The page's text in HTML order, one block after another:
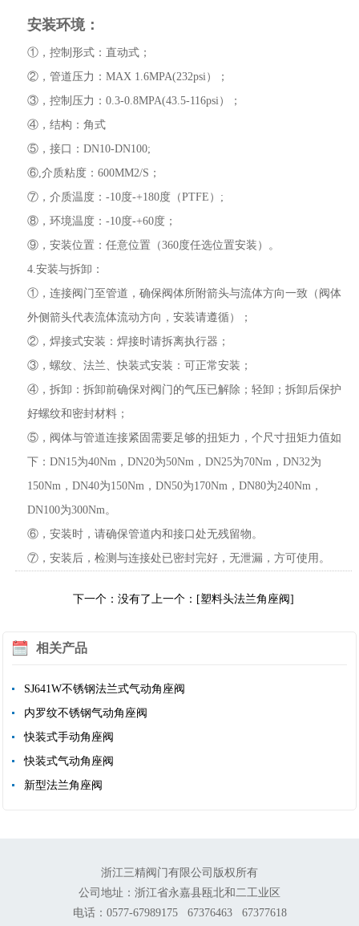
安装环境：
①，控制形式：直动式；
②，管道压力：MAX 1.6MPA(232psi）；
③，控制压力：0.3-0.8MPA(43.5-116psi）；
④，结构：角式
⑤，接口：DN10-DN100;
⑥,介质粘度：600MM2/S；
⑦，介质温度：-10度-+180度（PTFE）;
⑧，环境温度：-10度-+60度；
⑨，安装位置：任意位置（360度任选位置安装）。
4.安装与拆卸：
①，连接阀门至管道，确保阀体所附箭头与流体方向一致（阀体
外侧箭头代表流体流动方向，安装请遵循）；
②，焊接式安装：焊接时请拆离执行器；
③，螺纹、法兰、快装式安装：可正常安装；
④，拆卸：拆卸前确保对阀门的气压已解除；轻卸；拆卸后保护
好螺纹和密封材料；
⑤，阀体与管道连接紧固需要足够的扭矩力，个尺寸扭矩力值如
下：DN15为40Nm，DN20为50Nm，DN25为70Nm，DN32为
150Nm，DN40为150Nm，DN50为170Nm，DN80为240Nm，
DN100为300Nm。
⑥，安装时，请确保管道内和接口处无残留物。
⑦，安装后，检测与连接处已密封完好，无泄漏，方可使用。
下一个：没有了上一个：[塑料头法兰角座阀]
相关产品
SJ641W不锈钢法兰式气动角座阀
内罗纹不锈钢气动角座阀
快装式手动角座阀
快装式气动角座阀
新型法兰角座阀
浙江三精阀门有限公司版权所有
公司地址：浙江省永嘉县瓯北和二工业区
电话：0577-67989175 67376463 67377618